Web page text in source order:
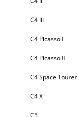
C4 III
C4 Picasso I
C4 Picasso II
C4 Space Tourer
C4 X
C5